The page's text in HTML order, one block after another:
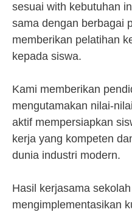
sesuai with kebutuhan
sama dengan berbagai
memberikan pelatihan
kepada siswa.
Kami memberikan
mengutamakan nilai-
aktif mempersiapkan
kerja yang kompeten
dunia industri modern.
Hasil kerjasama
mengimplementasikan